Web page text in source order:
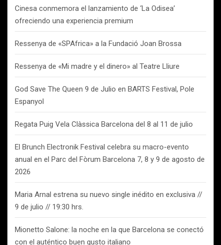
Cinesa conmemora el lanzamiento de ‘La Odisea’
ofreciendo una experiencia premium
Ressenya de «SPAfrica» a la Fundació Joan Brossa
Ressenya de «Mi madre y el dinero» al Teatre Lliure
God Save The Queen 9 de Julio en BARTS Festival, Pole
Espanyol
Regata Puig Vela Clàssica Barcelona del 8 al 11 de julio
El Brunch Electronik Festival celebra su macro-evento
anual en el Parc del Fòrum Barcelona 7, 8 y 9 de agosto de
2026
Maria Arnal estrena su nuevo single inédito en exclusiva //
9 de julio // 19:30 hrs.
Mionetto Salone: la noche en la que Barcelona se conectó
con el auténtico buen gusto italiano